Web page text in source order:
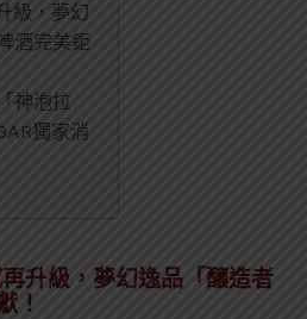
級，夢幻
酒完美鉅
神泡拉
獨家消
升級，夢幻逸品「釀造者
！